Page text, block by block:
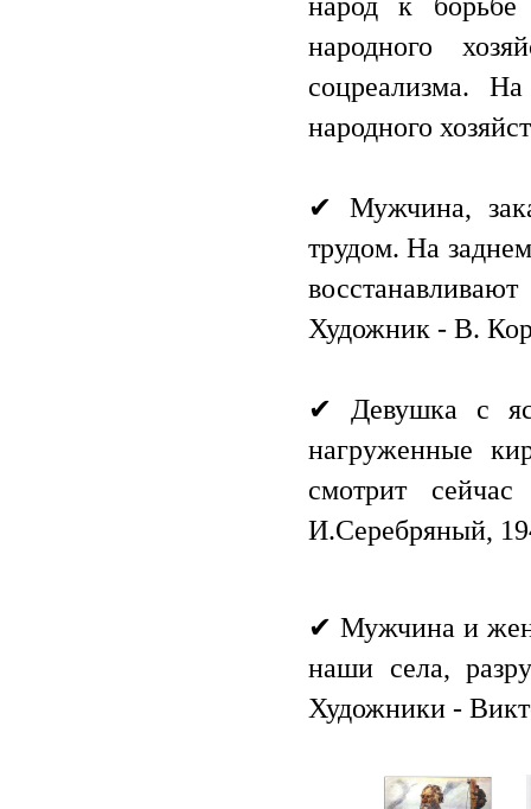
народного
соцреализма.
народного
✔ Мужчина,
трудом. На
Художник - В.
✔ Девушка с
нагруженные
смотрит
И.Серебряный,
✔ Мужчина и
наши села,
Художники -